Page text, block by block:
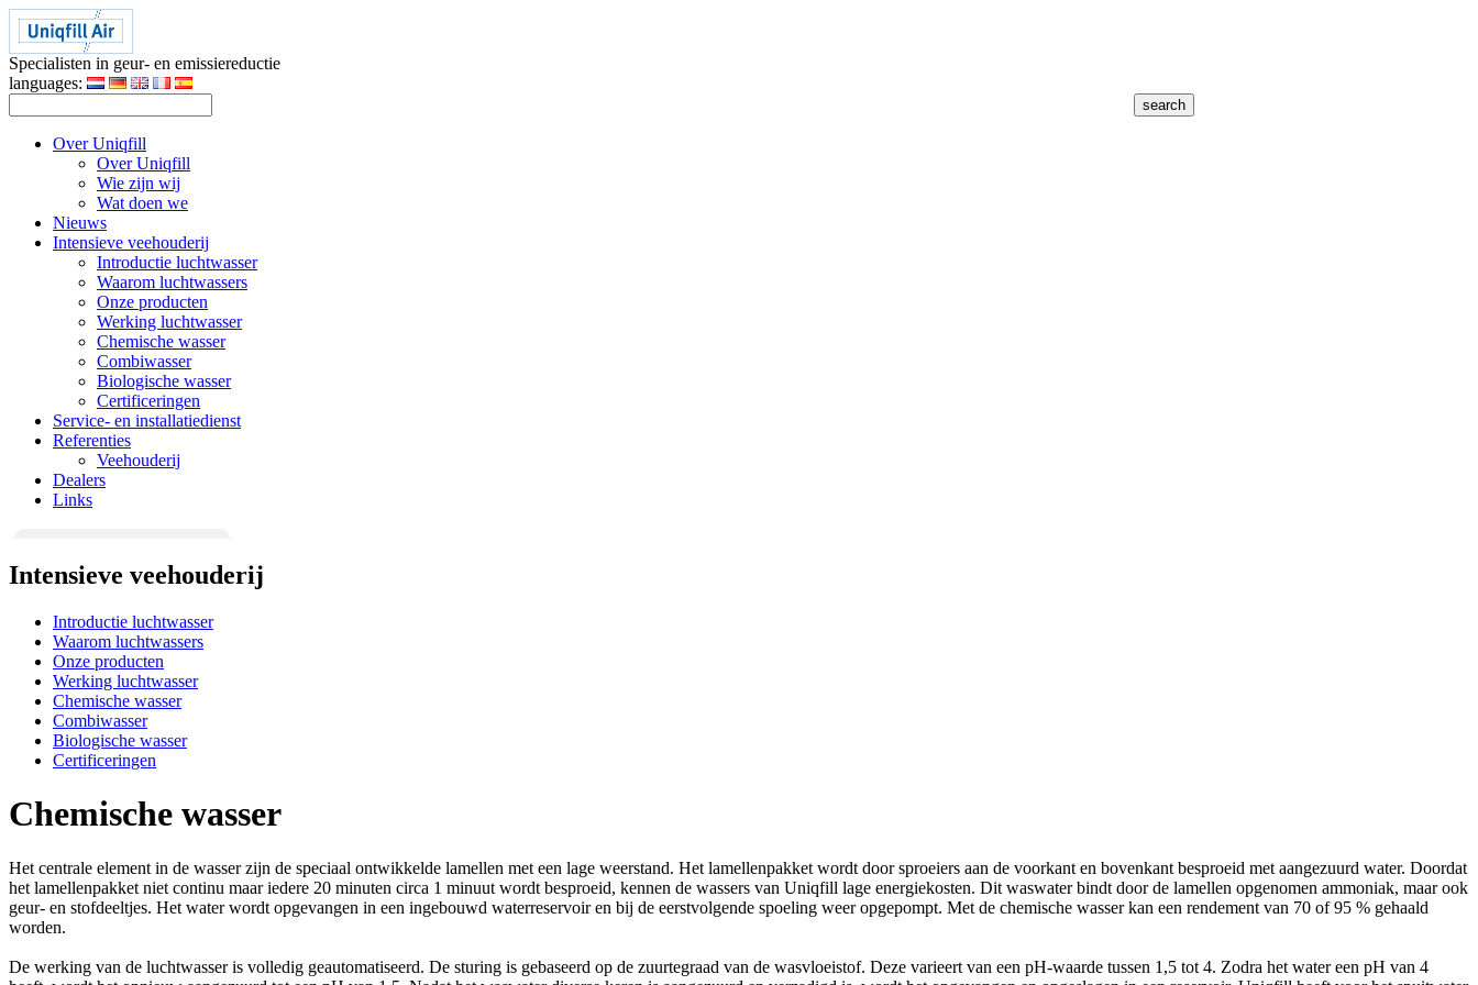
Specialisten in geur- en emissiereductie
languages:
Over Uniqfill
Over Uniqfill
Wie zijn wij
Wat doen we
Nieuws
Intensieve veehouderij
Introductie luchtwasser
Waarom luchtwassers
Onze producten
Werking luchtwasser
Chemische wasser
Combiwasser
Biologische wasser
Certificeringen
Service- en installatiedienst
Referenties
Veehouderij
Dealers
Links
Intensieve veehouderij
Introductie luchtwasser
Waarom luchtwassers
Onze producten
Werking luchtwasser
Chemische wasser
Combiwasser
Biologische wasser
Certificeringen
Chemische wasser
Het centrale element in de wasser zijn de speciaal ontwikkelde lamellen met een lage weerstand. Het lamellenpakket wordt door sproeiers aan de voorkant en bovenkant besproeid met aangezuurd water. Doordat
het lamellenpakket niet continu maar iedere 20 minuten circa 1 minuut wordt besproeid, kennen de wassers van Uniqfill lage energiekosten. Dit waswater bindt door de lamellen opgenomen ammoniak, maar ook
geur- en stofdeeltjes. Het water wordt opgevangen in een ingebouwd waterreservoir en bij de eerstvolgende spoeling weer opgepompt. Met de chemische wasser kan een rendement van 70 of 95 % gehaald
worden.
De werking van de luchtwasser is volledig geautomatiseerd. De sturing is gebaseerd op de zuurtegraad van de wasvloeistof. Deze varieert van een pH-waarde tussen 1,5 tot 4. Zodra het water een pH van 4